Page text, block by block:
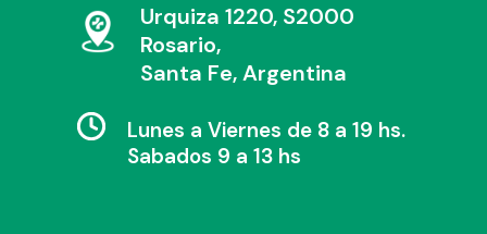
Urquiza 1220, S2000
Rosario,
Santa Fe, Argentina
Lunes a Viernes de 8 a 19 hs.
Sabados 9 a 13 hs